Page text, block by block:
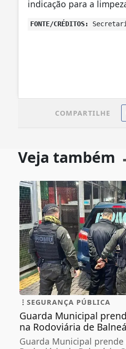
indicação para a
FONTE/CRÉDITOS:
COMPARTILHE
Veja também
SEGURANÇA PÚBLICA
Guarda Municipal
na Rodoviária de
Guarda Municipal